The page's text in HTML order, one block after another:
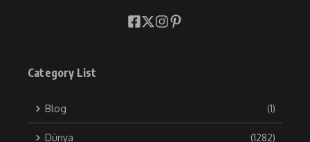
Category List
Blog (1)
Dünya (1282)